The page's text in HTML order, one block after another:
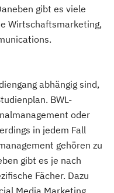
gibt es viele
Wirtschaftsmarketing,
abhängig sind,
BWL-
oder
in jedem Fall
gehören zu
gibt es je nach
Fächer. Dazu
Media Marketing,